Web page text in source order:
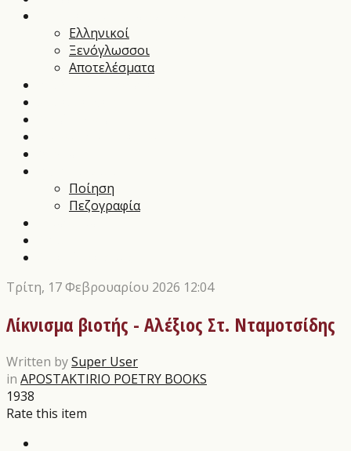
Ελληνικοί
Ξενόγλωσσοι
Αποτελέσματα
Ποίηση
Πεζογραφία
Τρίτη, 17 Φεβρουαρίου 2026 12:04
Λίκνισμα βιοτής - Αλέξιος Στ. Νταμοτσίδης
Written bySuper User
in APOSTAKTIRIO POETRY BOOKS
1938
Rate this item